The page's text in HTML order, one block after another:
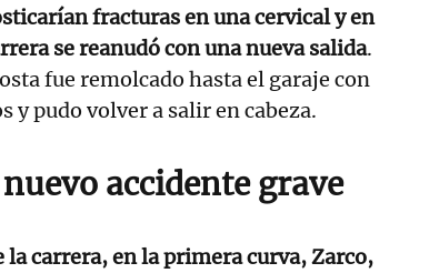
fracturas en una cervical y en
se reanudó con una nueva salida.
fue remolcado hasta el garaje con
y pudo volver a salir en cabeza.
accidente grave
la carrera, en la primera curva, Zarco,